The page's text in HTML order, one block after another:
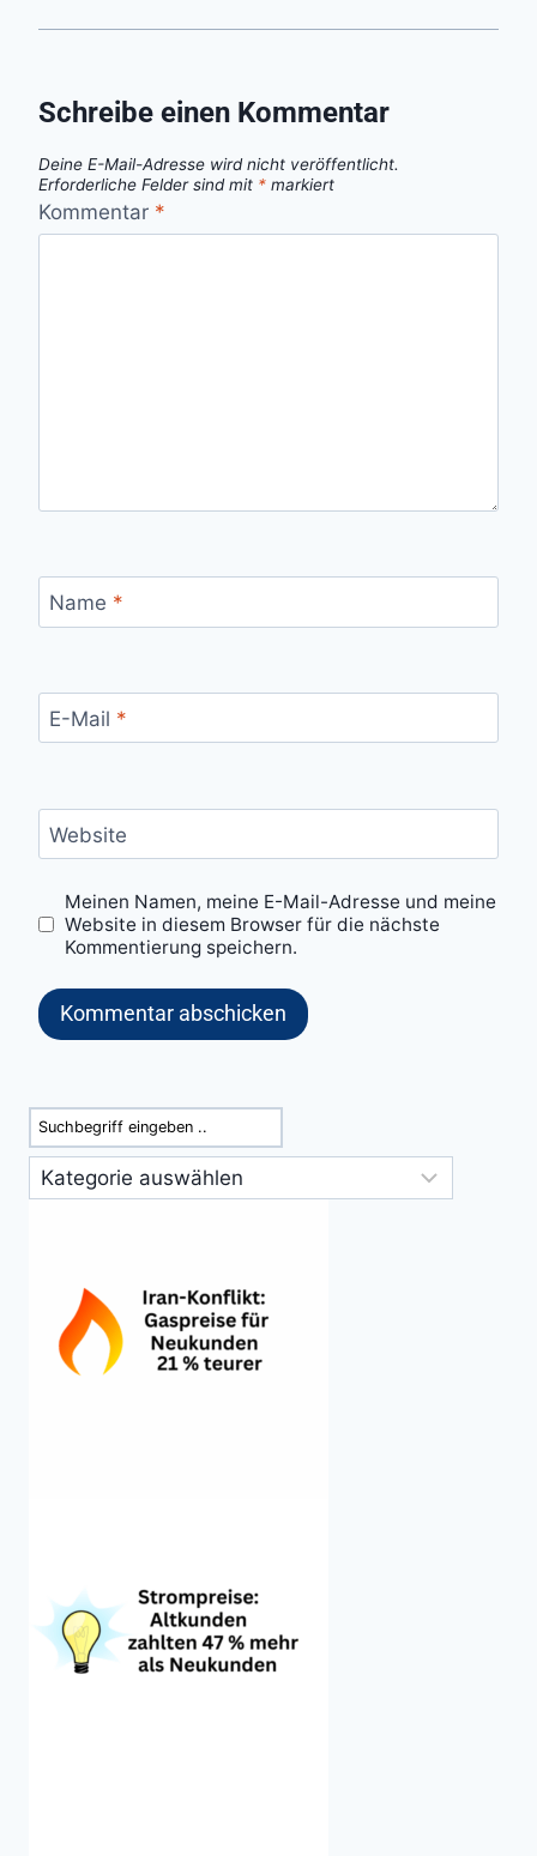
Schreibe einen Kommentar
Deine E-Mail-Adresse wird nicht veröffentlicht.
Erforderliche Felder sind mit * markiert
Kommentar *
Name *
E-Mail *
Website
Meinen Namen, meine E-Mail-Adresse und meine
Website in diesem Browser für die nächste
Kommentierung speichern.
Suchen
Kategorien